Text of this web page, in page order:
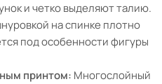
и четко выделяют талию.
на спинке плотно
под особенности фигуры
принтом: Многослойный